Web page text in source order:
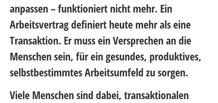
anpassen – funktioniert nicht mehr. Ein
Arbeitsvertrag definiert heute mehr als eine
Transaktion. Er muss ein Versprechen an die
Menschen sein, für ein gesundes, produktives,
selbstbestimmtes Arbeitsumfeld zu sorgen.
Viele Menschen sind dabei, transaktionalen